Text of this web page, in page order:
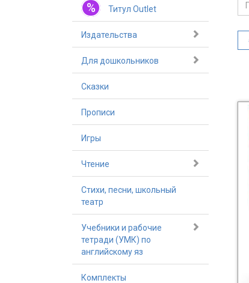
% Титул Outlet
Издательства
Для дошкольников
Сказки
Прописи
Игры
Чтение
Стихи, песни, школьный
театр
Учебники и рабочие
тетради (УМК) по
английскому яз
Комплекты